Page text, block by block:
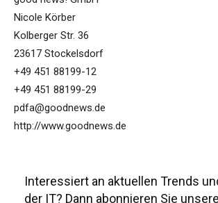
Nicole Körber
Kolberger Str. 36
23617 Stockelsdorf
+49 451 88199-12
+49 451 88199-29
pdfa@goodnews.de
http://www.goodnews.de
Interessiert an aktuellen Trends
der IT? Dann abonnieren Sie